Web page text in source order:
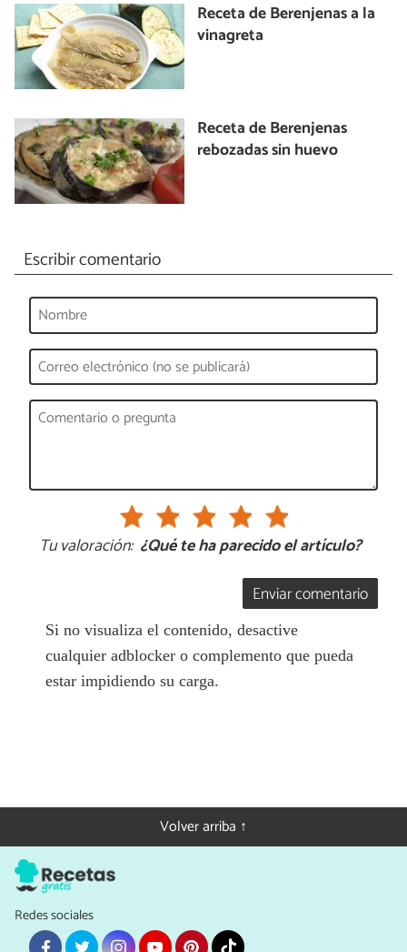
Receta de Berenjenas a la
vinagreta
Receta de Berenjenas
rebozadas sin huevo
Escribir comentario
Tu valoración: ¿Qué te ha parecido el artículo?
Enviar comentario
Si no visualiza el contenido, desactive
cualquier adblocker o complemento que pueda
estar impidiendo su carga.
Volver arriba ↑
Redes sociales